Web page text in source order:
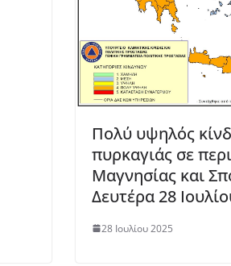
Πολύ υψηλός
πυρκαγιάς σε
Μαγνησίας και
Δευτέρα 28
28 Ιουλίου 2025